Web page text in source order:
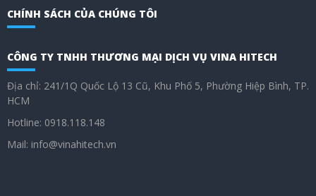
CHÍNH SÁCH CỦA CHÚNG TÔI
CÔNG TY TNHH THƯƠNG MẠI DỊCH VỤ VINA HITECH
Địa chỉ: 241/1Q Quốc Lộ 13 Cũ, Khu Phố 5, Phường Hiệp Bình, TP.
HCM
Hotline: 0918.118.148
Mail: info@vinahitech.vn